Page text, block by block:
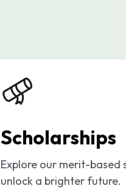
Scholarships
Explore our merit-based
unlock a brighter future.